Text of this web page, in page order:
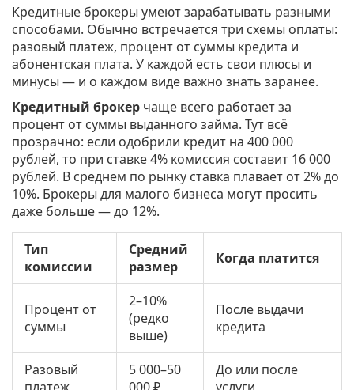
Кредитные брокеры умеют зарабатывать разными
способами. Обычно встречается три схемы оплаты:
разовый платеж, процент от суммы кредита и
абонентская плата. У каждой есть свои плюсы и
минусы — и о каждом виде важно знать заранее.
Кредитный брокер чаще всего работает за
процент от суммы выданного займа. Тут всё
прозрачно: если одобрили кредит на 400 000
рублей, то при ставке 4% комиссия составит 16 000
рублей. В среднем по рынку ставка плавает от 2% до
10%. Брокеры для малого бизнеса могут просить
даже больше — до 12%.
Тип
комиссии
Средний
размер
Когда платится
Процент от
суммы
2–10%
(редко
выше)
После выдачи
кредита
Разовый
5 000–50
До или после